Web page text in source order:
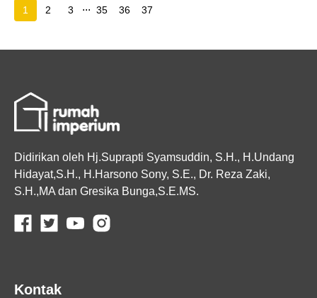
1 2 3 ... 35 36 37
Didirikan oleh Hj.Suprapti Syamsuddin, S.H., H.Undang
Hidayat,S.H., H.Harsono Sony, S.E., Dr. Reza Zaki,
S.H.,MA dan Gresika Bunga,S.E.MS.
Kontak